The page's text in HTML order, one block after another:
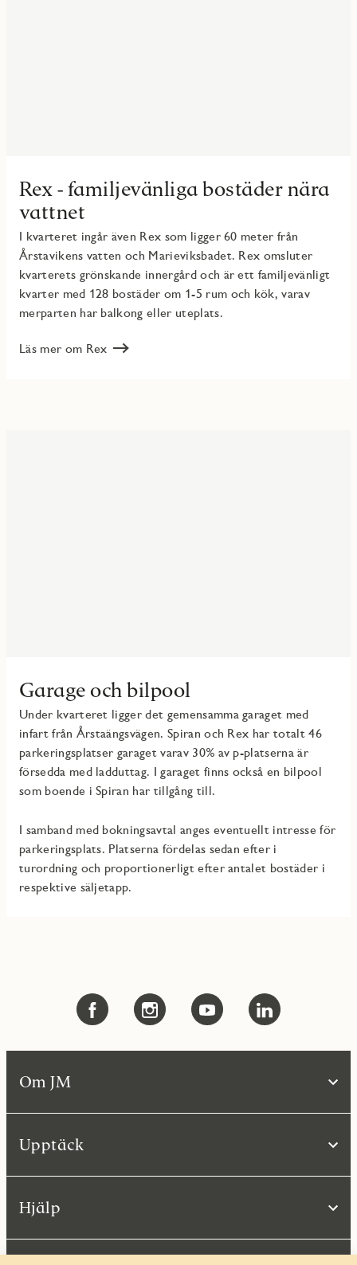
Rex - familjevänliga bostäder nära
vattnet
I kvarteret ingår även Rex som ligger 60 meter från
Årstavikens vatten och Marieviksbadet. Rex omsluter
kvarterets grönskande innergård och är ett familjevänligt
kvarter med 128 bostäder om 1-5 rum och kök, varav
merparten har balkong eller uteplats.
Läs mer om Rex
Garage och bilpool
Under kvarteret ligger det gemensamma garaget med
infart från Årstaängsvägen. Spiran och Rex har totalt 46
parkeringsplatser garaget varav 30% av p-platserna är
försedda med ladduttag. I garaget finns också en bilpool
som boende i Spiran har tillgång till.
I samband med bokningsavtal anges eventuellt intresse för
parkeringsplats. Platserna fördelas sedan efter i
turordning och proportionerligt efter antalet bostäder i
respektive säljetapp.
Om JM
Upptäck
Hjälp